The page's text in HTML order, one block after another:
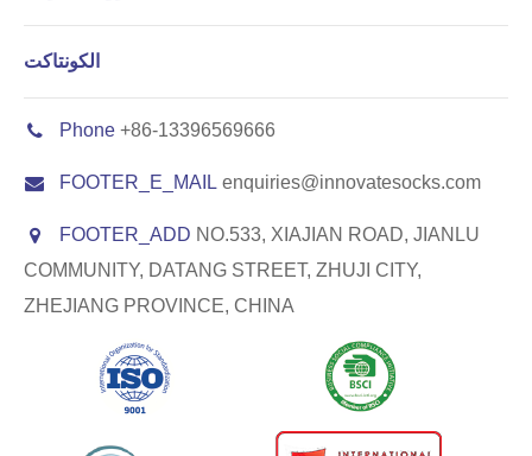
الكونتاكت
Phone +86-13396569666
FOOTER_E_MAIL enquiries@innovatesocks.com
FOOTER_ADD NO.533, XIAJIAN ROAD, JIANLU
COMMUNITY, DATANG STREET, ZHUJI CITY,
ZHEJIANG PROVINCE, CHINA